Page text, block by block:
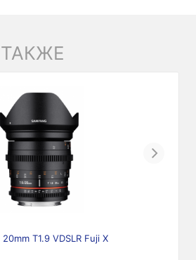
Next
T1.9 VDSLR Fuji X